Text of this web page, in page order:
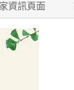
資訊頁面